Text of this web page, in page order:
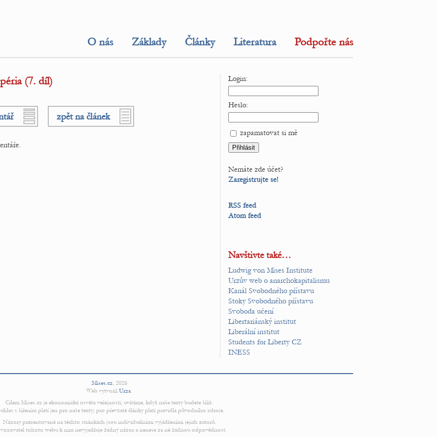
O nás Základy Články Literatura Podpořte nás
(7. díl)
zpět na článek
Login:
Heslo:
zapamatovat si mě
Nemáte zde účet?
Zaregistrujte se!
RSS feed
Atom feed
Navštivte také…
Ludwig von Mises Institute
Urzův web o anarchokapitalismu
Kanál Svobodného přístavu
Stoky Svobodného přístavu
Svoboda učení
Libertariánský institut
Liberální institut
Students for Liberty CZ
INESS
Mises.cz, 2026
Web vytvořil Urza.
Cílem Mises.cz je ekonomická osvěta veřejnosti; uvítáme, když naše texty budete šířit.
s šířením platí jen pro naše texty; pro převzaté články platí pravidla původního zdroje.
Názory prezentované na těchto stránkách jsou individuálními vyjádřeními jejich autorů.
tohoto webu k nim nevyjadřuje žádný názor a nenese za ně žádnou odpovědnost.